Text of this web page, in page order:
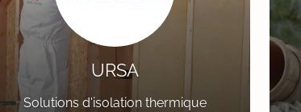
URSA
Solutions d'isolation thermique